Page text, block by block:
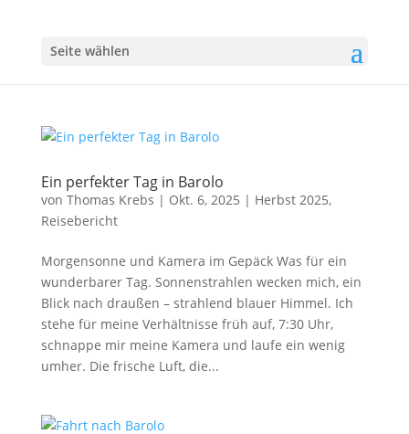
Seite wählen
Ein perfekter Tag in Barolo
von Thomas Krebs | Okt. 6, 2025 | Herbst 2025,
Reisebericht
Morgensonne und Kamera im Gepäck Was für ein
wunderbarer Tag. Sonnenstrahlen wecken mich, ein
Blick nach draußen – strahlend blauer Himmel. Ich
stehe für meine Verhältnisse früh auf, 7:30 Uhr,
schnappe mir meine Kamera und laufe ein wenig
umher. Die frische Luft, die...